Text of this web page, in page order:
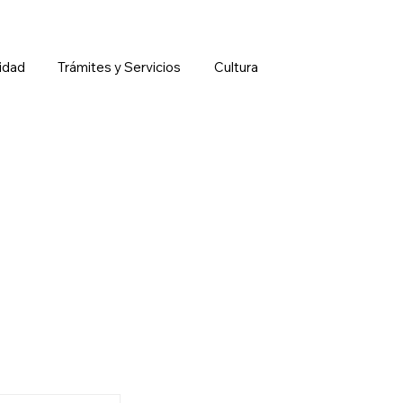
Trámites y Servicios Cultura